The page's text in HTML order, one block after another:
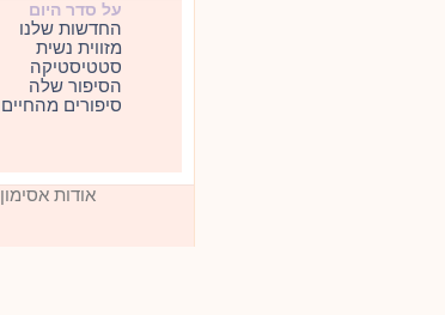
על סדר היום
החדשות שלנו
מזווית נשית
סטטיסטיקה
הסיפור שלה
סיפורים מהחיים
אודות אסימון